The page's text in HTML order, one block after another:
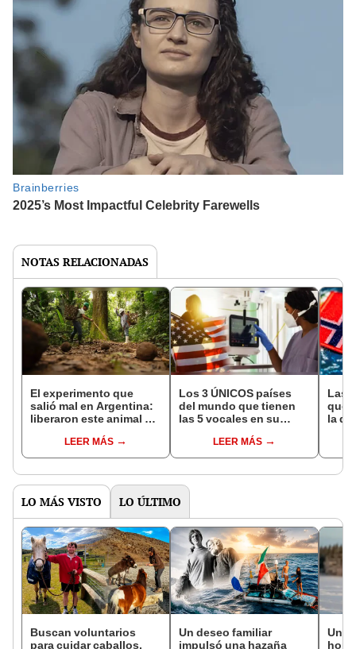
NOTAS RELACIONADAS
El experimento que
salió mal en Argentina:
liberaron este animal y
bosques milenarios de
la Patagonia
LEER MÁS
Los 3 ÚNICOS países
del mundo que tienen
las 5 vocales en su
con unoLEER MÁS
Las
que
la de
LO MÁS VISTO LO ÚLTIMO
Buscan voluntarios
para cuidar caballos,
Un deseo familiar
impulsó una hazaña
Un